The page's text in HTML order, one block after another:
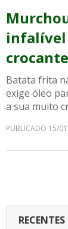
crocante
Batata frita
exige óleo
a sua muito
PUBLICADO 15/